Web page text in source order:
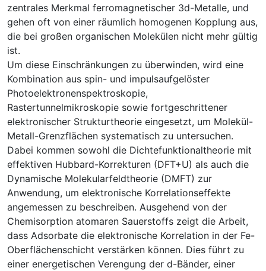
zentrales Merkmal ferromagnetischer 3d-Metalle, und
gehen oft von einer räumlich homogenen Kopplung aus,
die bei großen organischen Molekülen nicht mehr gültig
ist.
Um diese Einschränkungen zu überwinden, wird eine
Kombination aus spin- und impulsaufgelöster
Photoelektronenspektroskopie,
Rastertunnelmikroskopie sowie fortgeschrittener
elektronischer Strukturtheorie eingesetzt, um Molekül-
Metall-Grenzflächen systematisch zu untersuchen.
Dabei kommen sowohl die Dichtefunktionaltheorie mit
effektiven Hubbard-Korrekturen (DFT+U) als auch die
Dynamische Molekularfeldtheorie (DMFT) zur
Anwendung, um elektronische Korrelationseffekte
angemessen zu beschreiben. Ausgehend von der
Chemisorption atomaren Sauerstoffs zeigt die Arbeit,
dass Adsorbate die elektronische Korrelation in der Fe-
Oberflächenschicht verstärken können. Dies führt zu
einer energetischen Verengung der d-Bänder, einer